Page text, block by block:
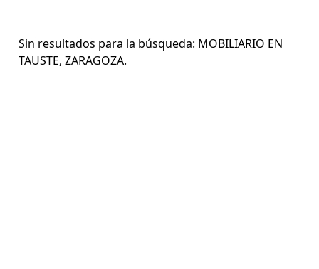
Sin resultados para la búsqueda: MOBILIARIO EN
TAUSTE, ZARAGOZA.